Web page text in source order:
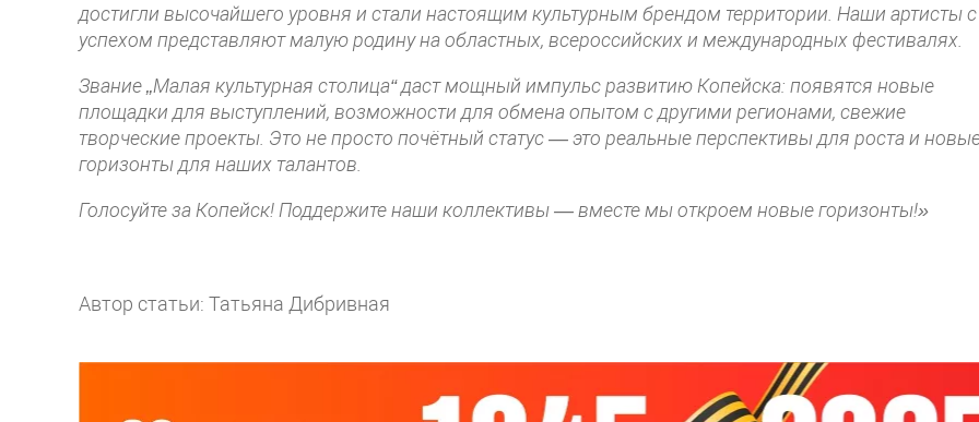
достигли высочайшего уровня и стали настоящим культурным брендом территории. Наши артисты с
успехом представляют малую родину на областных, всероссийских и международных фестивалях.
Звание „Малая культурная столица“ даст мощный импульс развитию Копейска: появятся новые
площадки для выступлений, возможности для обмена опытом с другими регионами, свежие
творческие проекты. Это не просто почётный статус — это реальные перспективы для роста и
горизонты для наших талантов.
Голосуйте за Копейск! Поддержите наши коллективы — вместе мы откроем новые горизонты!»
Автор статьи: Татьяна Дибривная